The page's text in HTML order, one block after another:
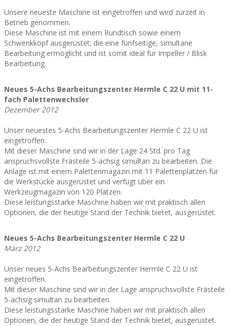
Unsere neueste Maschine ist eingetroffen und wird zurzeit in
Betrieb genommen.
Diese Maschine ist mit einem Rundtisch sowie einem
Schwenkkopf ausgerüstet; die eine fünfseitige, simultane
Bearbeitung ermöglicht und ist somit ideal für Impeller / Blisk
Bearbeitung.
Neues 5-Achs Bearbeitungszenter Hermle C 22 U mit 11-
fach Palettenwechsler
Dezember 2012
Unser neuestes 5-Achs Bearbeitungszenter Hermle C 22 U ist
eingetroffen.
Mit dieser Maschine sind wir in der Lage 24 Std. pro Tag
anspruchsvollste Frästeile 5-achsig simultan zu bearbeiten. Die
Anlage ist mit einem Palettenmagazin mit 11 Palettenplätzen für
die Werkstücke ausgerüstet und verfügt über ein
Werkzeugmagazin von 120 Plätzen.
Diese leistungsstarke Maschine haben wir mit praktisch allen
Optionen, die der heutige Stand der Technik bietet, ausgerüstet.
Neues 5-Achs Bearbeitungszenter Hermle C 22 U
März 2012
Unser neues 5-Achs Bearbeitungszenter Hermle C 22 U ist
eingetroffen.
Mit dieser Maschine sind wir in der Lage anspruchsvollste Frästeile
5-achsig simultan zu bearbeiten.
Diese leistungsstarke Maschine haben wir mit praktisch allen
Optionen, die der heutige Stand der Technik bietet, ausgerüstet.